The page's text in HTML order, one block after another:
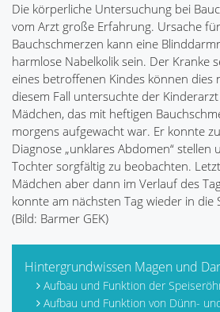
Die körperliche Untersuchung bei
vom Arzt große Erfahrung. Ursache
Bauchschmerzen kann eine
harmlose Nabelkolik sein. Der Kranke
eines betroffenen Kindes können dies
diesem Fall untersuchte der
Mädchen, das mit heftigen
morgens aufgewacht war. Er konnte
Diagnose „unklares Abdomen“
Tochter sorgfältig zu beobachten.
Mädchen aber dann im Verlauf des
konnte am nächsten Tag wieder in die
(Bild: Barmer GEK)
Hintergrundwissen Magen und
Aufbau und Funktion der
Aufbau und Funktion von Dünn-